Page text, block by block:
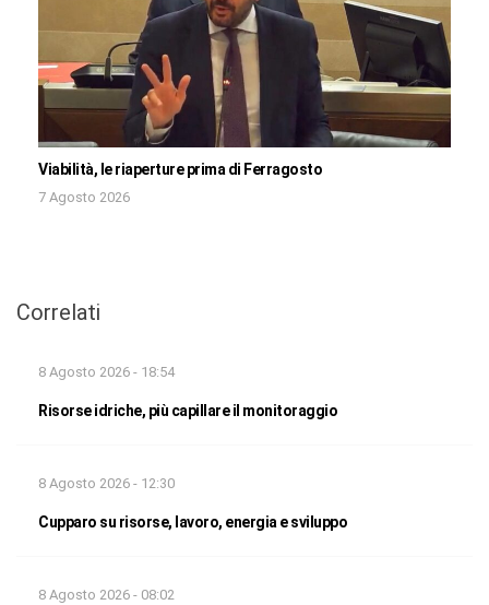
Viabilità, le riaperture prima di Ferragosto
7 Agosto 2026
Correlati
8 Agosto 2026 - 18:54
Risorse idriche, più capillare il monitoraggio
8 Agosto 2026 - 12:30
Cupparo su risorse, lavoro, energia e sviluppo
8 Agosto 2026 - 08:02